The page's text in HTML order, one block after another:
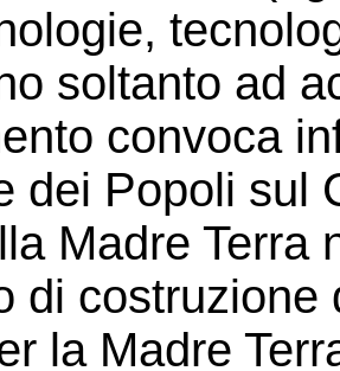
soltanto ad
convoca
dei Popoli sul
Madre Terra
di
la Madre